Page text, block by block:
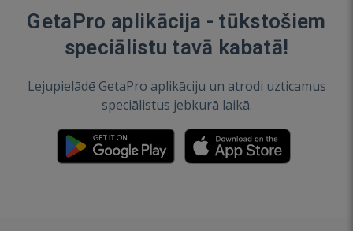
GetaPro aplikācija - tūkstošiem
speciālistu tavā kabatā!
Lejupielādē GetaPro aplikāciju un atrodi uzticamus
speciālistus jebkurā laikā.